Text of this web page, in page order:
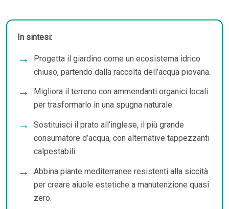
In sintesi:
Progetta il giardino come un ecosistema idrico
chiuso, partendo dalla raccolta dell’acqua piovana.
Migliora il terreno con ammendanti organici locali
per trasformarlo in una spugna naturale.
Sostituisci il prato all’inglese, il più grande
consumatore d’acqua, con alternative tappezzanti
calpestabili.
Abbina piante mediterranee resistenti alla siccità
per creare aiuole estetiche a manutenzione quasi
zero.